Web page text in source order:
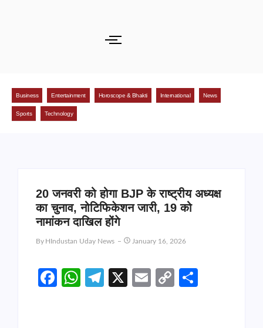
Business Entertainment Horoscope & Bhakti International News
Sports Technology
20 जनवरी को होगा BJP के राष्ट्रीय अध्यक्ष
का चुनाव, नोटिफिकेशन जारी, 19 को
नामांकन दाखिल होंगे
By HIndustan Uday News January 16, 2026
Facebook
WhatsApp
Telegram
X EmailCopy